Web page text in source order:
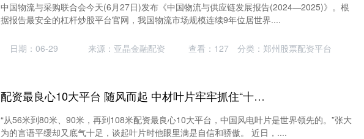
中国物流与采购联合会今天(6月27日)发布《中国物流与供应链发展报告(2024—2025)》。根
据报告最安全的杠杆炒股平台官网，我国物流市场规模连续9年位居世界....
日期：06-29 来源：亚晶金融配资 查看： 127 分类： 郑州股票配资平台
配资最良心10大平台 随风而起 中材叶片牢牢抓住“十四五”收官之年风电需求
“从56米到80米、90米，再到108米配资最良心10大平台，中国风电叶片是世界领先的。”张大
为的言语平缓却又底气十足，谈起叶片时他眼里满是自信和骄傲。 近日，....